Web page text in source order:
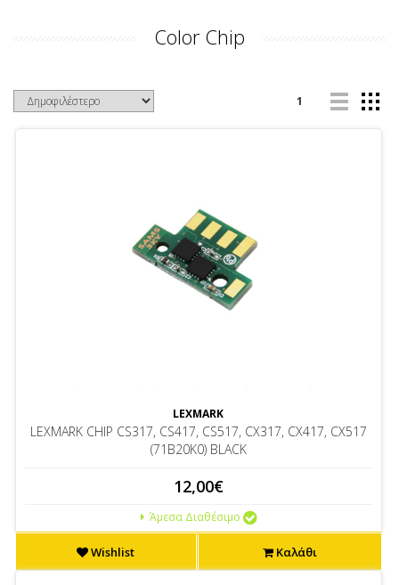
Color Chip
1
LEXMARK
LEXMARK CHIP CS317, CS417, CS517, CX317, CX417, CX517
(71B20K0) BLACK
12,00€
Άμεσα Διαθέσιμο
Wishlist Καλάθι